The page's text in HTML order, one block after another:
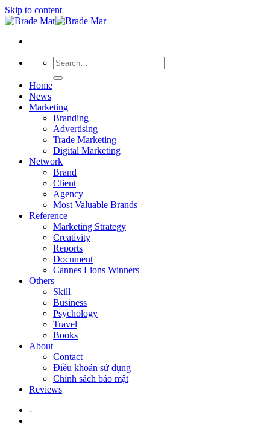
Skip to content
Home
News
Marketing
Branding
Advertising
Trade Marketing
Digital Marketing
Network
Brand
Client
Agency
Most Valuable Brands
Reference
Marketing Strategy
Creativity
Reports
Document
Cannes Lions Winners
Others
Skill
Business
Psychology
Travel
Books
About
Contact
Điều khoản sử dụng
Chính sách bảo mật
Reviews
-